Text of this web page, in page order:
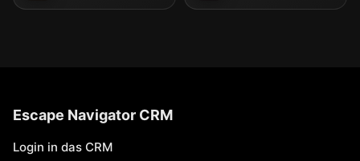
Escape Navigator CRM
Login in das CRM